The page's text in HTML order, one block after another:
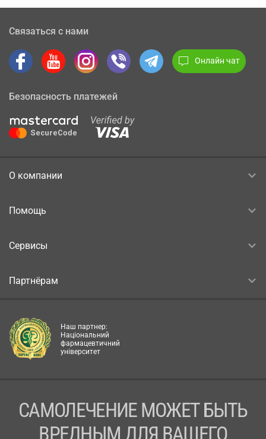
Связаться с нами
Онлайн чат
Безопасность платежей
О компании
Помощь
Сервисы
Партнёрам
Наш партнер:
Національний
фармацевтичний
університет
САМОЛЕЧЕНИЕ МОЖЕТ БЫТЬ
ВРЕДНЫМ ДЛЯ ВАШЕГО